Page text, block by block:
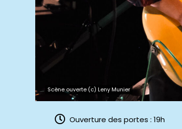
Scène ouverte (c) Leny Munier
Ouverture des portes : 19h